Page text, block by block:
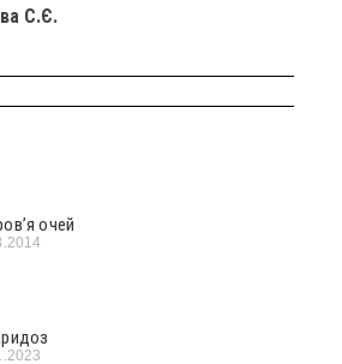
С.Є.
очей